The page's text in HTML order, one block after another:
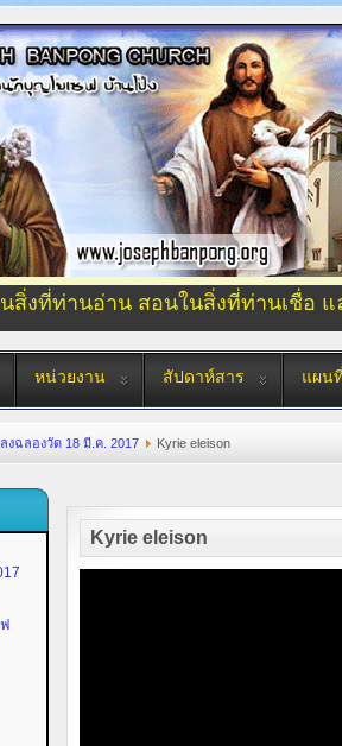
นสิ่งที่ท่านอ่าน สอนในสิ่งที่ท่านเชื่อ
หน่วยงาน สัปดาห์สาร แผน
งฉลองวัด 18 มี.ค. 2017 Kyrie eleison
Kyrie eleison